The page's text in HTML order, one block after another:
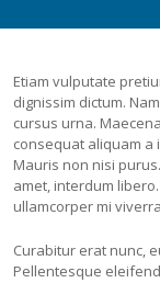
Etiam vulputate
dignissim dictum.
cursus urna.
consequat aliquam a
Mauris non nisi
amet, interdum
ullamcorper mi
Curabitur erat nunc,
Pellentesque